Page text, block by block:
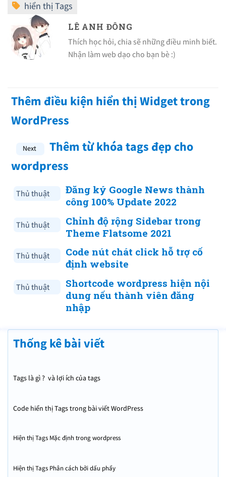
LÊ ANH ĐÔNG
Thích học hỏi, chia sẽ những điều minh biết.
Nhận làm web dạo cho bạn bè :)
Thêm điều kiện hiển thị Widget trong
WordPress
Thêm từ khóa tags đẹp cho
wordpress
Thủ thuật
Đăng ký Google News thành
công 100% Update 2022
Thủ thuật
Chỉnh độ rộng Sidebar trong
Theme Flatsome 2021
Thủ thuật
Code nút chát click hỗ trợ cố
định website
Thủ thuật
Shortcode wordpress hiện nội
dung nếu thành viên đăng
nhập
Thống kê bài viết
Tags là gì ? và lợi ích của tags
Code hiển thị Tags trong bài viết WordPress
Hiện thị Tags Mặc định trong wordpress
Hiện thị Tags Phân cách bởi dấu phẩy